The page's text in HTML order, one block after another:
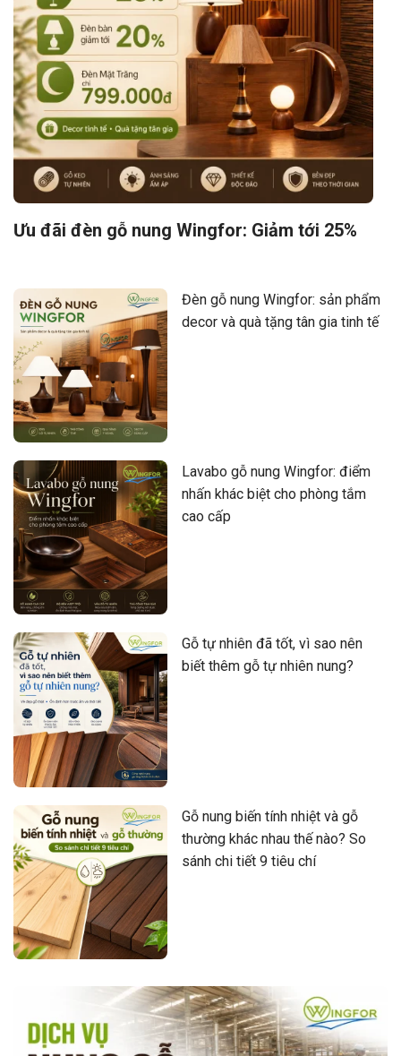
Ưu đãi đèn gỗ nung Wingfor: Giảm tới 25%
Đèn gỗ nung Wingfor: sản phẩm
decor và quà tặng tân gia tinh tế
Lavabo gỗ nung Wingfor: điểm
nhấn khác biệt cho phòng tắm
cao cấp
Gỗ tự nhiên đã tốt, vì sao nên
biết thêm gỗ tự nhiên nung?
Gỗ nung biến tính nhiệt và gỗ
thường khác nhau thế nào? So
sánh chi tiết 9 tiêu chí